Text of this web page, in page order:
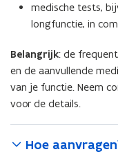
medische tests,
longfunctie, in
Belangrijk: de
en de aanvullende
van je functie. Neem
voor de details.
Hoe